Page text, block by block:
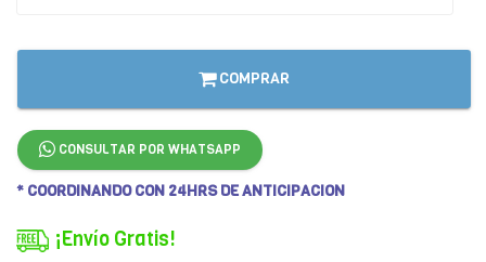
COMPRAR
CONSULTAR POR WHATSAPP
* COORDINANDO CON 24HRS DE ANTICIPACION
¡Envío Gratis!